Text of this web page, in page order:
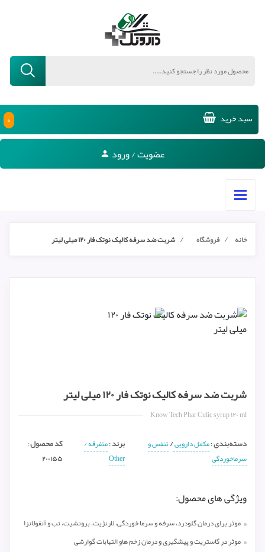
سبد خرید ۰
عضویت / ورود
خانه فروشگاه شربت ضد سرفه کالیک نوتک فار ۱۲۰ میلی لیتر
شربت ضد سرفه کالیک نوتک فار ۱۲۰ میلی لیتر
Know Tech Phar Culic syrup ۱۲۰ ml
دسته‌بندی:مکمل دارویی/تنفس و
سرماخوردگی
برند:متفرقه /
Other
کد محصول:
۲۰۰۱۵۵
ویژگی های محصول:
موثر برای درمان گلودرد، سرفه و سرما خوردگی، لارنژیت، برونشیت، تب و آنفولانزا
موثر در گاستریت و پیشگیری و درمان زخم هاو التهابات گوارشی